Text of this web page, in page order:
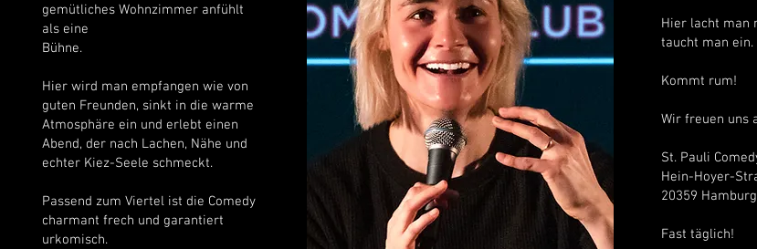
gemütliches Wohnzimmer anfühlt
als eine
Bühne.
Hier wird man empfangen wie von
guten Freunden, sinkt in die warme
Atmosphäre ein und erlebt einen
Abend, der nach Lachen, Nähe und
echter Kiez-Seele schmeckt.
Passend zum Viertel ist die Comedy
charmant frech und garantiert
urkomisch.
Hier lacht man
taucht man ein.
Kommt rum!
Wir freuen uns
St. Pauli
Hein-Hoyer-
20359 Hamburg
Fast täglich!